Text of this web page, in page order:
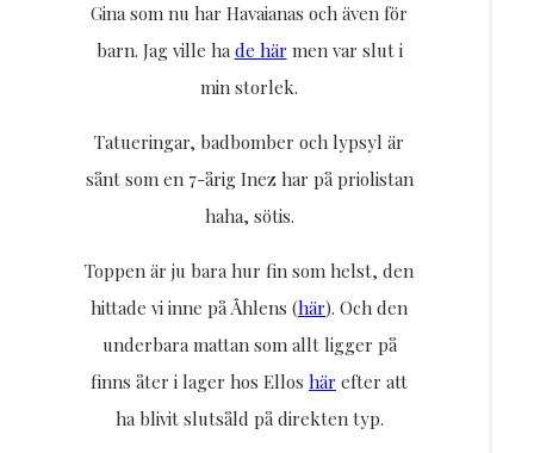
Gina som nu har Havaianas och även för
barn. Jag ville hade här men var slut i
min storlek.
Tatueringar, badbomber och lypsyl är
sånt som en 7-årig Inez har på priolistan
haha, sötis.
Toppen är ju bara hur fin som helst, den
hittade vi inne på Åhlens (här). Och den
underbara mattan som allt ligger på
finns åter i lager hos Ellos här efter att
ha blivit slutsåld på direkten typ.